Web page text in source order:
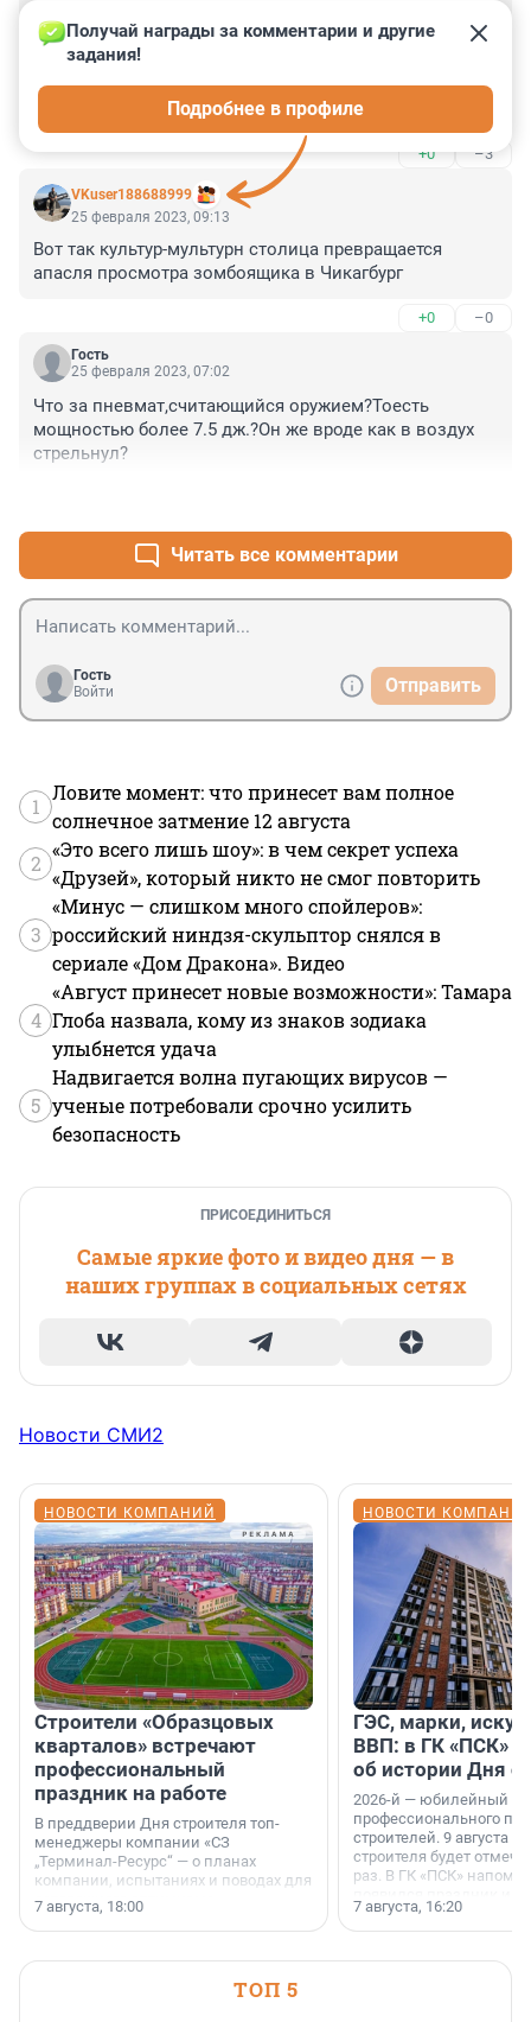
25 февраля 2023, 09:31
Когда же запретят иметь всякие пневматы, травматы
и прочие предметы похожие на пистолет? Там
некогда и некому обычно разбираться что это за
оружие, поэтому вооружен (неважно чем) значит
опасен и можно открывать огонь на поражение. Вот
так должно быть. Тогда желающих ходить с
пистолетами резко поубавится и в городе хоть
немного спокойнее станет.
+0 –3
VKuser188688999
Получай награды за комментарии и другие
задания!
Подробнее в профиле
25 февраля 2023, 09:13
Вот так культур-мультурн столица превращается
апасля просмотра зомбоящика в Чикагбург
+0 –0
Гость
25 февраля 2023, 07:02
Что за пневмат,считающийся оружием?Тоесть
мощностью более 7.5 дж.?Он же вроде как в воздух
стрельнул?
Читать все комментарии
Гость
Войти
Отправить
1
Ловите момент: что принесет вам полное
солнечное затмение 12 августа
2
«Это всего лишь шоу»: в чем секрет успеха
«Друзей», который никто не смог повторить
3
«Минус — слишком много спойлеров»:
российский ниндзя-скульптор снялся в
сериале «Дом Дракона». Видео
4
«Август принесет новые возможности»: Тамара
Глоба назвала, кому из знаков зодиака
улыбнется удача
5
Надвигается волна пугающих вирусов —
ученые потребовали срочно усилить
безопасность
ПРИСОЕДИНИТЬСЯ
Самые яркие фото и видео дня — в
наших группах в социальных сетях
Новости СМИ2
НОВОСТИ КОМПАНИЙ
Строители «Образцовых
кварталов» встречают
профессиональный
праздник на работе
В преддверии Дня строителя топ-
менеджеры компании «СЗ
„Терминал-Ресурс“ — о планах
компании, испытаниях и поводах для
осторожного оптимизма.
7 августа, 18:00
НОВОСТИ
ГЭС, марки,
ВВП: в ГК «ПСК»
об истории Дня
2026-й — юбилейный
профессионального
строителей. 9 августа
строителя будет
раз. В ГК «ПСК»
поменялась роль
7 августа, 16:20
ТОП 5